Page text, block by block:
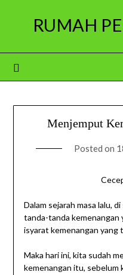
RUMAH
Menjemput
Posted on
Dalam sejarah masa lalu,
tanda-tanda kemenangan
isyarat kemenangan yang
Maka hari ini, kita sudah
kemenangan itu, sebelum